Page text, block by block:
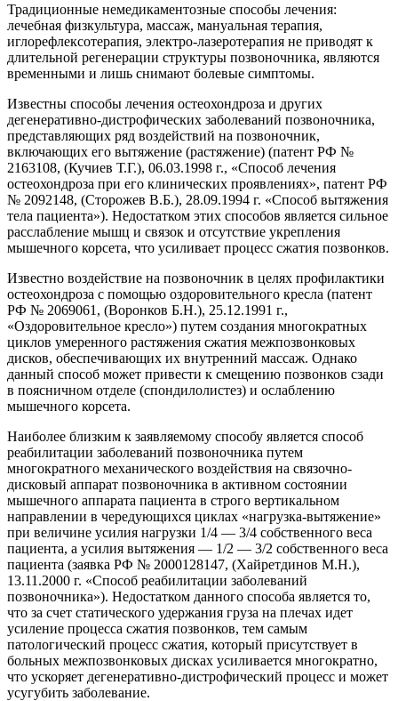
Традиционные немедикаментозные способы лечения:
лечебная физкультура, массаж, мануальная терапия,
иглорефлексотерапия, электро-лазеротерапия не приводят к
длительной регенерации структуры позвоночника, являются
временными и лишь снимают болевые симптомы.
Известны способы лечения остеохондроза и других
дегенеративно-дистрофических заболеваний позвоночника,
представляющих ряд воздействий на позвоночник,
включающих его вытяжение (растяжение) (патент РФ №
2163108, (Кучиев Т.Г.), 06.03.1998 г., «Способ лечения
остеохондроза при его клинических проявлениях», патент РФ
№ 2092148, (Сторожев В.Б.), 28.09.1994 г. «Способ вытяжения
тела пациента»). Недостатком этих способов является сильное
расслабление мышц и связок и отсутствие укрепления
мышечного корсета, что усиливает процесс сжатия позвонков.
Известно воздействие на позвоночник в целях профилактики
остеохондроза с помощью оздоровительного кресла (патент
РФ № 2069061, (Воронков Б.Н.), 25.12.1991 г.,
«Оздоровительное кресло») путем создания многократных
циклов умеренного растяжения сжатия межпозвонковых
дисков, обеспечивающих их внутренний массаж. Однако
данный способ может привести к смещению позвонков сзади
в поясничном отделе (спондилолистез) и ослаблению
мышечного корсета.
Наиболее близким к заявляемому способу является способ
реабилитации заболеваний позвоночника путем
многократного механического воздействия на связочно-
дисковый аппарат позвоночника в активном состоянии
мышечного аппарата пациента в строго вертикальном
направлении в чередующихся циклах «нагрузка-вытяжение»
при величине усилия нагрузки 1/4 — 3/4 собственного веса
пациента, а усилия вытяжения — 1/2 — 3/2 собственного веса
пациента (заявка РФ № 2000128147, (Хайретдинов М.Н.),
13.11.2000 г. «Способ реабилитации заболеваний
позвоночника»). Недостатком данного способа является то,
что за счет статического удержания груза на плечах идет
усиление процесса сжатия позвонков, тем самым
патологический процесс сжатия, который присутствует в
больных межпозвонковых дисках усиливается многократно,
что ускоряет дегенеративно-дистрофический процесс и может
усугубить заболевание.